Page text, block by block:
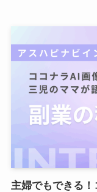
主婦でもできる